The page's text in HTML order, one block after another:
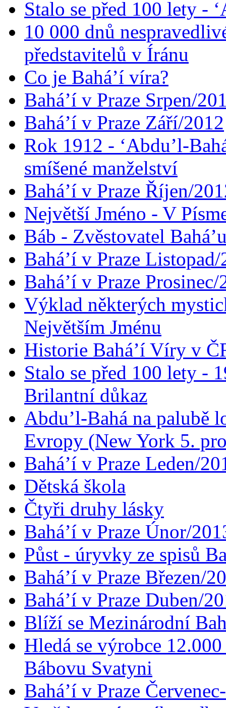
Stalo se před 100 lety -
10 000 dnů
představitelů v Íránu
Co je Bahá’í víra?
Bahá’í v Praze Srpen/
Bahá’í v Praze Září/2012
Rok 1912 - ‘Abdu’l-
smíšené manželství
Bahá’í v Praze Říjen/
Největší Jméno - V
Báb - Zvěstovatel
Bahá’í v Praze
Bahá’í v Praze Prosinec/
Výklad některých
Největším Jménu
Historie Bahá’í Víry v
Stalo se před 100 lety -
Brilantní důkaz
Abdu’l-Bahá na palubě
Evropy (New York 5.
Bahá’í v Praze Leden/
Dětská škola
Čtyři druhy lásky
Bahá’í v Praze Únor/
Půst - úryvky ze spisů
Bahá’í v Praze Březen/
Bahá’í v Praze Duben/
Blíží se Mezinárodní
Hledá se výrobce
Bábovu Svatyni
Bahá’í v Praze